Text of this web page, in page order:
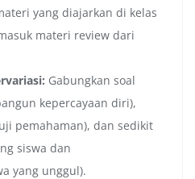
yang diajarkan di kelas
materi review dari
Gabungkan soal
kepercayaan diri),
pemahaman), dan sedikit
siswa dan
yang unggul).